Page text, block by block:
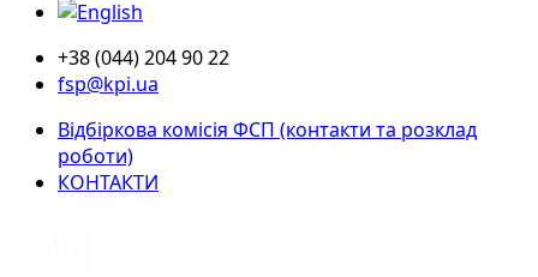
+38 (044) 204 90 22
fsp@kpi.ua
Відбіркова комісія ФСП (контакти та розклад
роботи)
КОНТАКТИ